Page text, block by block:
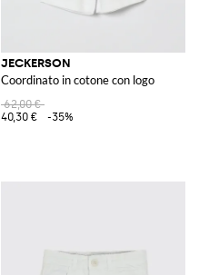
JECKERSON
Coordinato in cotone con logo
62,00 €
40,30 €
-35%